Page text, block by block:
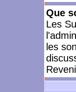
Que
Les
les